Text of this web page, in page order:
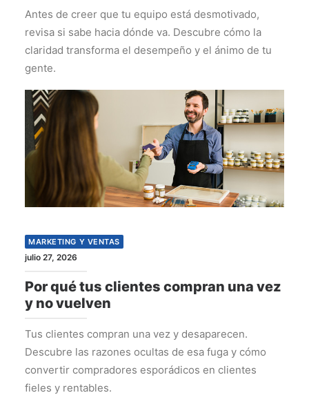
Antes de creer que tu equipo está desmotivado,
revisa si sabe hacia dónde va. Descubre cómo la
claridad transforma el desempeño y el ánimo de tu
gente.
MARKETING Y VENTAS
julio 27, 2026
Por qué tus clientes compran una vez
y no vuelven
Tus clientes compran una vez y desaparecen.
Descubre las razones ocultas de esa fuga y cómo
convertir compradores esporádicos en clientes
fieles y rentables.